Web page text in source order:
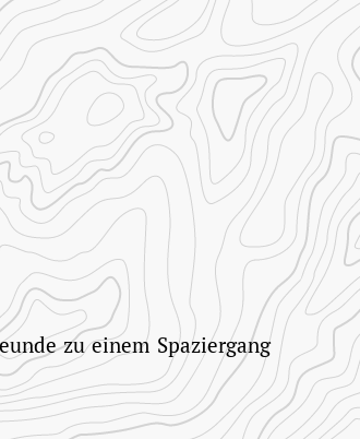
zu einem Spaziergang